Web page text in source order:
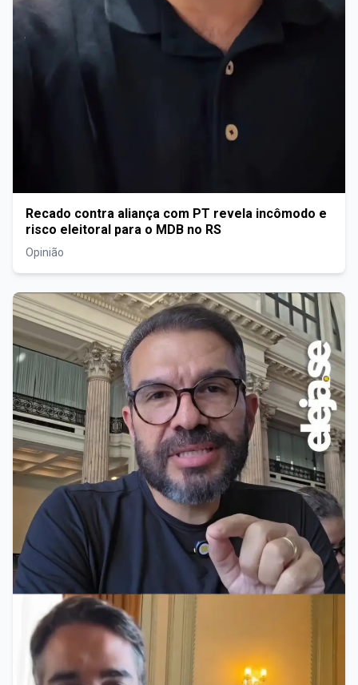
Recado contra aliança com PT revela incômodo e
risco eleitoral para o MDB no RS
Opinião